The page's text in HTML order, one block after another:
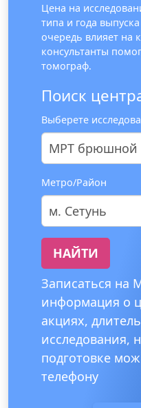
Цена на
типа и года
очередь влияет на
консультанты
томограф.
Поиск
Выберете
МРТ брюшной
Метро/Район
м. Сетунь
НАЙТИ
Записаться на
информация о
акциях,
исследования,
подготовке
телефону